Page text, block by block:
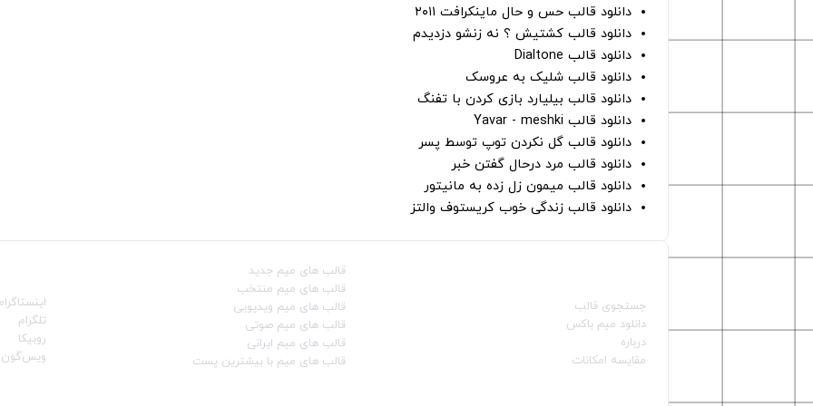
دانلود قالب حس و حال ماینکرافت ۲۰۱۱
دانلود قالب کشتیش ؟ نه زنشو دزدیدم
دانلود قالب Dialtone
دانلود قالب شلیک به عروسک
دانلود قالب بیلیارد بازی کردن با تفنگ
دانلود قالب Yavar - meshki
دانلود قالب گل نکردن توپ توسط پسر
دانلود قالب مرد درحال گفتن خبر
دانلود قالب میمون زل زده به مانیتور
دانلود قالب زندگی خوب کریستوف والتز
جستجوی قالب
دانلود میم باکس
درباره
مقایسه امکانات
قالب‌ های میم جدید
قالب‌ های میم منتخب
قالب‌ های میم ویدیویی
قالب‌ های میم صوتی
قالب‌ های میم ایرانی
قالب‌ های میم با بیشترین پست
تلگرام
روبیکا
ویس‌گون